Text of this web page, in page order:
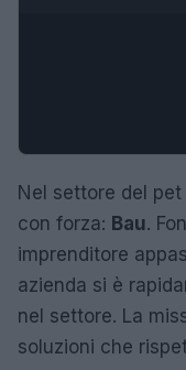
Nel settore del
con forza: Bau.
imprenditore
azienda si è
nel settore. La
soluzioni che